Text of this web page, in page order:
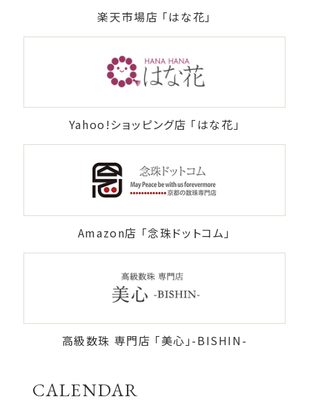
楽天市場店 「はな花」
Yahoo!ショッピング店 「はな花」
Amazon店 「念珠ドットコム」
高級数珠 専門店 「美心」-BISHIN-
CALENDAR